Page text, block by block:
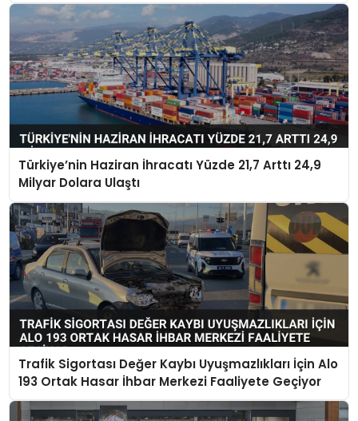
Türkiye’nin Haziran İhracatı Yüzde 21,7 Arttı 24,9
Milyar Dolara Ulaştı
Trafik Sigortası Değer Kaybı Uyuşmazlıkları İçin Alo
193 Ortak Hasar İhbar Merkezi Faaliyete Geçiyor